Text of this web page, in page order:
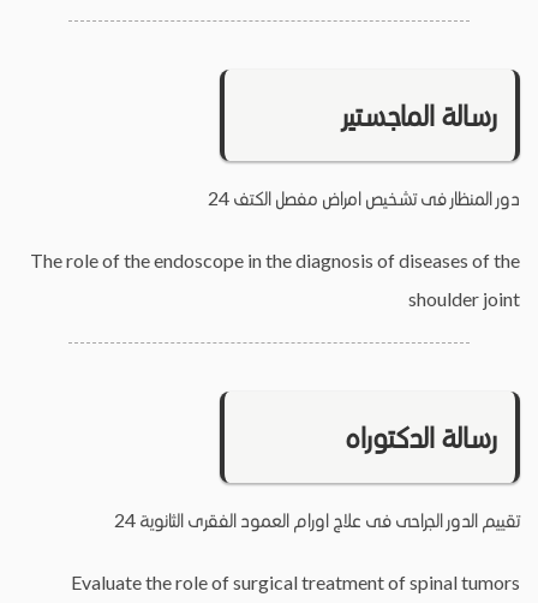
رسالة الماجستير
دور المنظار فى تشخيص امراض مفصل الكتف 24
The role of the endoscope in the diagnosis of diseases of the
shoulder joint
رسالة الدكتوراه
تقييم الدور الجراحى فى علاج اورام العمود الفقرى الثانوية 24
Evaluate the role of surgical treatment of spinal tumors